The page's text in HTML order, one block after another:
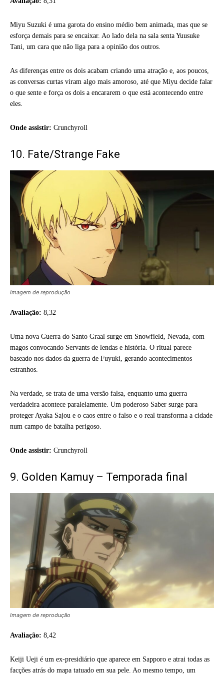
Miyu Suzuki é uma garota do ensino médio bem animada, mas que se
esforça demais para se encaixar. Ao lado dela na sala senta Yuusuke
Tani, um cara que não liga para a opinião dos outros.
As diferenças entre os dois acabam criando uma atração e, aos poucos,
as conversas curtas viram algo mais amoroso, até que Miyu decide falar
o que sente e força os dois a encararem o que está acontecendo entre
eles.
Onde assistir: Crunchyroll
10. Fate/Strange Fake
Imagem de reprodução
Avaliação: 8,32
Uma nova Guerra do Santo Graal surge em Snowfield, Nevada, com
magos convocando Servants de lendas e história. O ritual parece
baseado nos dados da guerra de Fuyuki, gerando acontecimentos
estranhos.
Na verdade, se trata de uma versão falsa, enquanto uma guerra
verdadeira acontece paralelamente. Um poderoso Saber surge para
proteger Ayaka Sajou e o caos entre o falso e o real transforma a cidade
num campo de batalha perigoso.
Onde assistir: Crunchyroll
9. Golden Kamuy – Temporada final
Imagem de reprodução
Avaliação: 8,42
Keiji Ueji é um ex-presidiário que aparece em Sapporo e atrai todas as
facções atrás do mapa tatuado em sua pele. Ao mesmo tempo, um